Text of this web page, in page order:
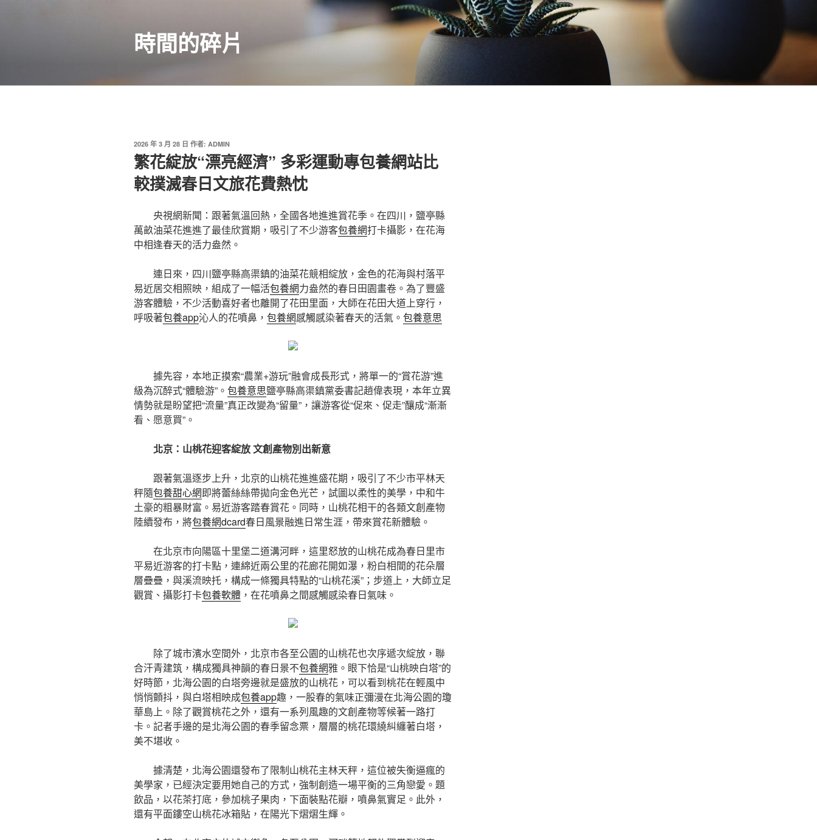
時間的碎片
發
佈
於
2026 年 3 月 28 日 作者: ADMIN
繁花綻放“漂亮經濟” 多彩運動專包養網站比
較撲滅春日文旅花費熱忱
央視網新聞：跟著氣溫回熱，全國各地進進賞花季。在四川，鹽亭縣
萬畝油菜花進進了最佳欣賞期，吸引了不少游客包養網打卡攝影，在花海
中相逢春天的活力盎然。
連日來，四川鹽亭縣高渠鎮的油菜花競相綻放，金色的花海與村落平
易近居交相照映，組成了一幅活包養網力盎然的春日田園畫卷。為了豐盛
游客體驗，不少活動喜好者也離開了花田里面，大師在花田大道上穿行，
呼吸著包養app沁人的花噴鼻， 包養網感觸感染著春天的活氣。 包養意思
據先容，本地正摸索“農業+游玩”融會成長形式，將單一的“賞花游”進
級為沉醉式“體驗游”。 包養意思鹽亭縣高渠鎮黨委書記趙偉表現，本年立異
情勢就是盼望把“流量”真正改變為“留量”，讓游客從“促來、促走”釀成“漸漸
看、愿意買”。
北京：山桃花迎客綻放 文創產物別出新意
跟著氣溫逐步上升，北京的山桃花進進盛花期，吸引了不少市平林天
秤隨包養甜心網即將蕾絲絲帶拋向金色光芒，試圖以柔性的美學，中和牛
土豪的粗暴財富。易近游客踏春賞花。同時，山桃花相干的各類文創產物
陸續發布，將包養網dcard春日風景融進日常生涯，帶來賞花新體驗。
在北京市向陽區十里堡二道溝河畔，這里怒放的山桃花成為春日里市
平易近游客的打卡點，連綿近兩公里的花廊花開如瀑，粉白相間的花朵層
層疊疊，與溪流映托，構成一條獨具特點的“山桃花溪”；步道上，大師立足
觀賞、攝影打卡包養軟體 ，在花噴鼻之間感觸感染春日氣味。
除了城市濱水空間外，北京市各至公園的山桃花也次序遞次綻放，聯
合汗青建筑，構成獨具神韻的春日景不包養網雅。眼下恰是“山桃映白塔”的
好時節，北海公園的白塔旁邊就是盛放的山桃花，可以看到桃花在輕風中
悄悄顫抖，與白塔相映成包養app趣，一股春的氣味正彌漫在北海公園的瓊
華島上。除了觀賞桃花之外，還有一系列風趣的文創產物等候著一路打
卡。記者手邊的是北海公園的春季留念票，層層的桃花環繞糾纏著白塔，
美不堪收。
據清楚，北海公園還發布了限制山桃花主林天秤，這位被失衡逼瘋的
美學家，已經決定要用她自己的方式，強制創造一場平衡的三角戀愛。題
飲品，以花茶打底，參加桃子果肉，下面裝點花瓣，噴鼻氣實足。此外，
還有平面鏤空山桃花冰箱貼，在陽光下熠熠生輝。